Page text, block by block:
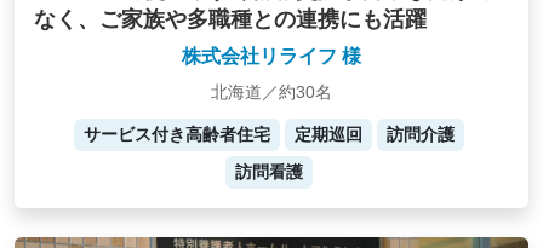
なく、ご家族や多職種との連携にも活躍
株式会社リライフ 様
北海道／約30名
サービス付き高齢者住宅 定期巡回
訪問介護
訪問看護